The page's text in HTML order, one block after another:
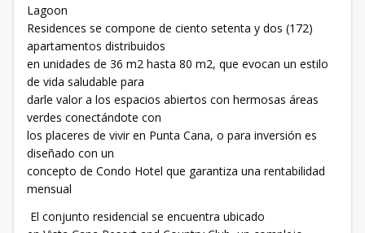
Lagoon
Residences se compone de ciento setenta y dos (172)
apartamentos distribuidos
en unidades de 36 m2 hasta 80 m2, que evocan un estilo
de vida saludable para
darle valor a los espacios abiertos con hermosas áreas
verdes conectándote con
los placeres de vivir en Punta Cana, o para inversión es
diseñado con un
concepto de Condo Hotel que garantiza una rentabilidad
mensual
El conjunto residencial se encuentra ubicado